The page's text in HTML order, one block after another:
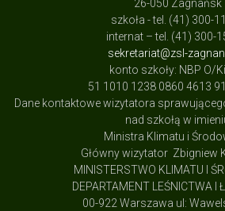
26-050 Zagnańsk
szkoła - tel. (41) 300-
internat – tel. (41) 300-
sekretariat@zsl-
konto szkoły: NBP O/
51 1010 1238 0860 4613
Dane kontaktowe wizytatora
nad szkołą w
Ministra Klimatu i
Główny wizytator Zbigniew
MINISTERSTWO KLIMATU I
DEPARTAMENT LEŚNICTWA I
00-922 Warszawa ul: